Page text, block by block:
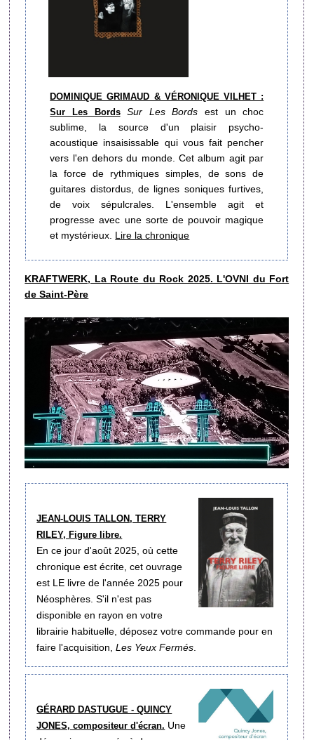
DOMINIQUE GRIMAUD & VÉRONIQUE VILHET :
Sur Les Bords
Sur Les Bords est un choc
sublime, la source d'un plaisir psycho-
acoustique insaisissable qui vous fait pencher
vers l'en dehors du monde. Cet album agit par
la force de rythmiques simples, de sons de
guitares distordus, de lignes soniques furtives,
de voix sépulcrales. L'ensemble agit et
progresse avec une sorte de pouvoir magique
et mystérieux. Lire la chronique
KRAFTWERK, La Route du Rock 2025. L'OVNI du Fort
de Saint-Père
JEAN-LOUIS TALLON, TERRY
RILEY, Figure libre.
En ce jour d'août 2025, où cette
chronique est écrite, cet ouvrage
est LE livre de l'année 2025 pour
Néosphères. S'il n'est pas
disponible en rayon en votre
librairie habituelle, déposez votre commande pour en
faire l'acquisition,Les Yeux Fermés
GÉRARD DASTUGUE - QUINCY
JONES, compositeur d'écran. Une